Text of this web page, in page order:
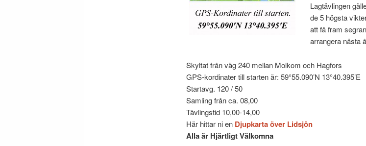
Lagtävlingen
de 5 högsta
att få fram
arrangera nästa
Skyltat från väg 240 mellan Molkom och Hagfors
GPS-kordinater till starten är: 59°55.090’N 13°40.395’E
Startavg. 120 / 50
Samling från ca. 08,00
Tävlingstid 10,00-14,00
Här hittar ni en Djupkarta över Lidsjön
Alla är Hjärtligt Välkomna